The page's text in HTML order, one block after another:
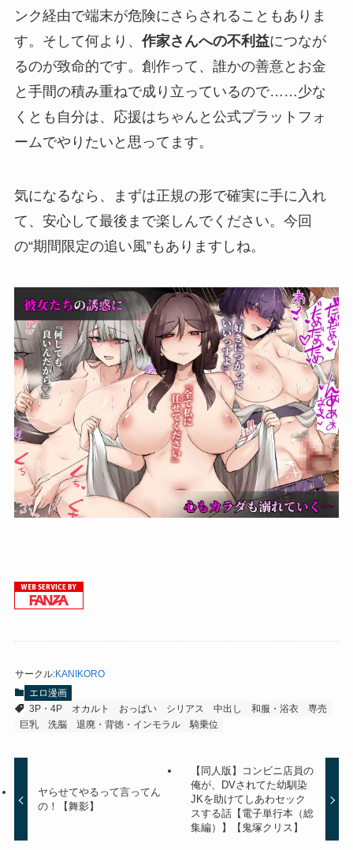
ンク経由で端末が危険にさらされることもありま
す。そして何より、 作家さんへの不利益につなが
るのが致命的です。創作って、誰かの善意とお金
と手間の積み重ねで成り立っているので……少な
くとも自分は、応援はちゃんと公式プラットフォ
ームでやりたいと思ってます。
気になるなら、まずは正規の形で確実に手に入れ
て、安心して最後まで楽しんでください。今回
の“期間限定の追い風”もありますしね。
サークル:KANIKORO
エロ漫画
3P・4P
オカルト おっぱい シリアス 中出し 和服・浴衣
専売
巨乳
洗脳 退廃・背徳・インモラル 騎乗位
ヤらせてやるって言ってん
の！【舞影】
【同人版】コンビニ店員の
俺が、DVされてた幼馴染
JKを助けてしあわセック
スする話【電子単行本（総
集編）】【鬼塚クリス】